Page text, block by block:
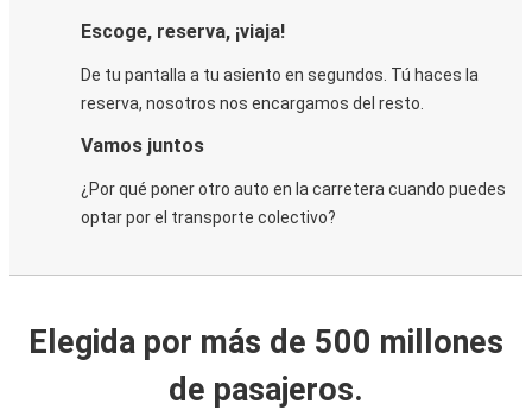
Escoge, reserva, ¡viaja!
De tu pantalla a tu asiento en segundos. Tú haces la
reserva, nosotros nos encargamos del resto.
Vamos juntos
¿Por qué poner otro auto en la carretera cuando puedes
optar por el transporte colectivo?
Elegida por más de 500 millones
de pasajeros.